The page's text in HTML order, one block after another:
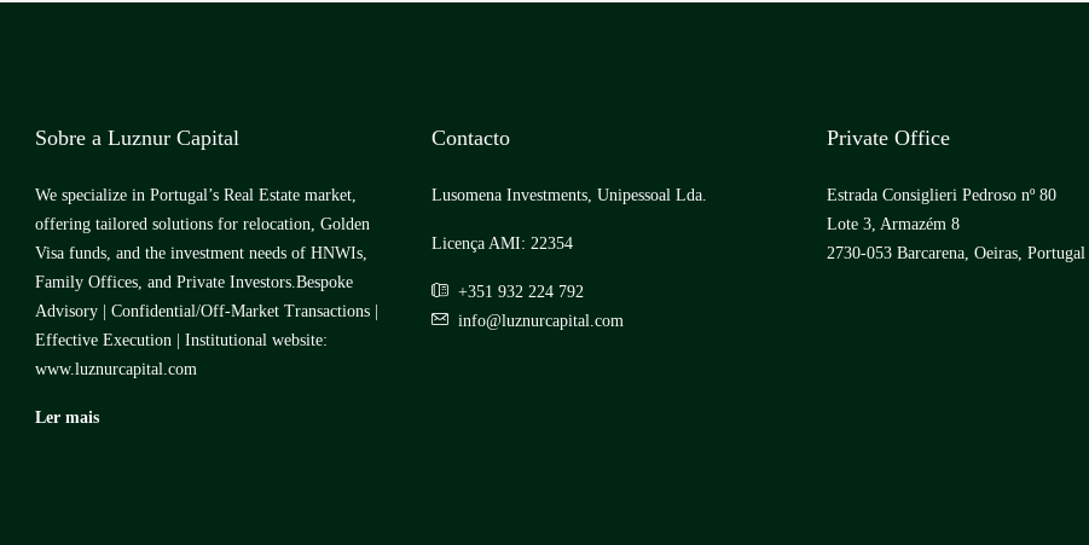
Sobre a Luznur Capital
We specialize in Portugal’s Real Estate market,
offering tailored solutions for relocation, Golden
Visa funds, and the investment needs of HNWIs,
Family Offices, and Private Investors.Bespoke
Advisory | Confidential/Off-Market Transactions |
Effective Execution | Institutional website:
www.luznurcapital.com
Ler mais
Contacto
Lusomena Investments, Unipessoal Lda.
Licença AMI: 22354
+351 932 224 792
info@luznurcapital.com
Private Office
Estrada Consiglieri Pedroso nº 80
Lote 3, Armazém 8
2730-053 Barcarena, Oeiras, Portugal